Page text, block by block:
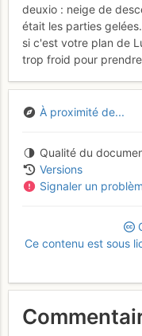
deuxio : neige de
était les parties
si c'est votre plan de
trop froid pour
À proximité de...
Qualité du
Versions
Signaler un
Ce contenu est sous